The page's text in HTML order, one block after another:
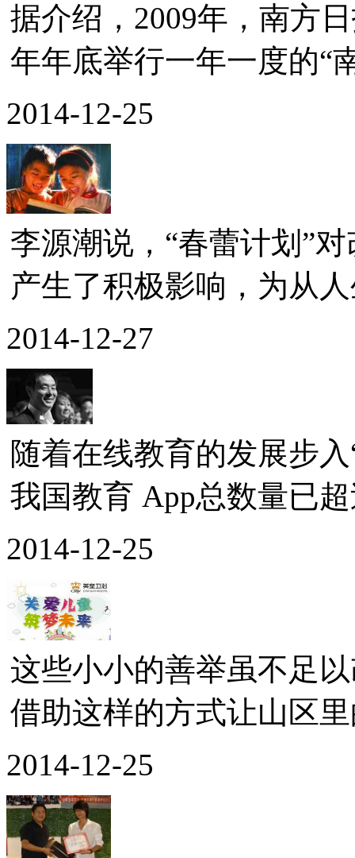
据介绍，2009年，南方
年年底举行一年一度的“
2014-12-25
李源潮说，“春蕾计划”
产生了积极影响，为从
2014-12-27
随着在线教育的发展步
我国教育 App总数量已
2014-12-25
这些小小的善举虽不足
借助这样的方式让山区
2014-12-25